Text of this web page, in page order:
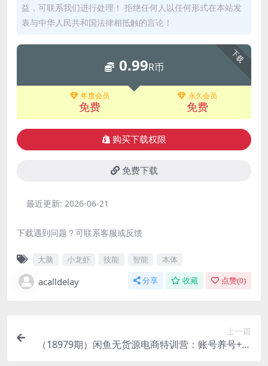
益，可联系我们进行处理！ 拒绝任何人以任何形式在本站发
表与中华人民共和国法律相抵触的言论！
下载
0.99R币
年度会员
免费
永久会员
免费
购买下载权限
免费下载
最近更新: 2026-06-21
下载遇到问题？可联系客服或反馈
大脑 小龙虾 技能 智能 本体
acalldelay 分享 收藏 点赞(0)
上一篇
（18979期）闲鱼无货源电商特训营：账号养号+选